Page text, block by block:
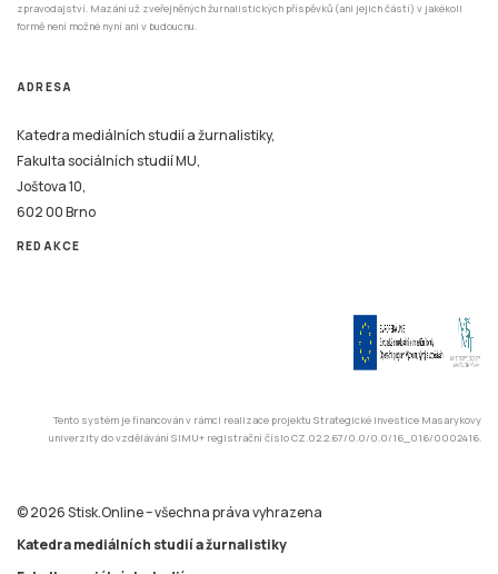
zpravodajství. Mazání už zveřejněných žurnalistických příspěvků (ani jejich částí) v jakékoli
formě není možné nyní ani v budoucnu.
ADRESA
Katedra mediálních studií a žurnalistiky,
Fakulta sociálních studií MU,
Joštova 10,
602 00 Brno
REDAKCE
Tento systém je financován v rámci realizace projektu Strategické investice Masarykovy
univerzity do vzdělávání SIMU+ registrační číslo CZ.02.2.67/0.0/0.0/16_016/0002416.
© 2026 Stisk.Online – všechna práva vyhrazena
Katedra mediálních studií a žurnalistiky